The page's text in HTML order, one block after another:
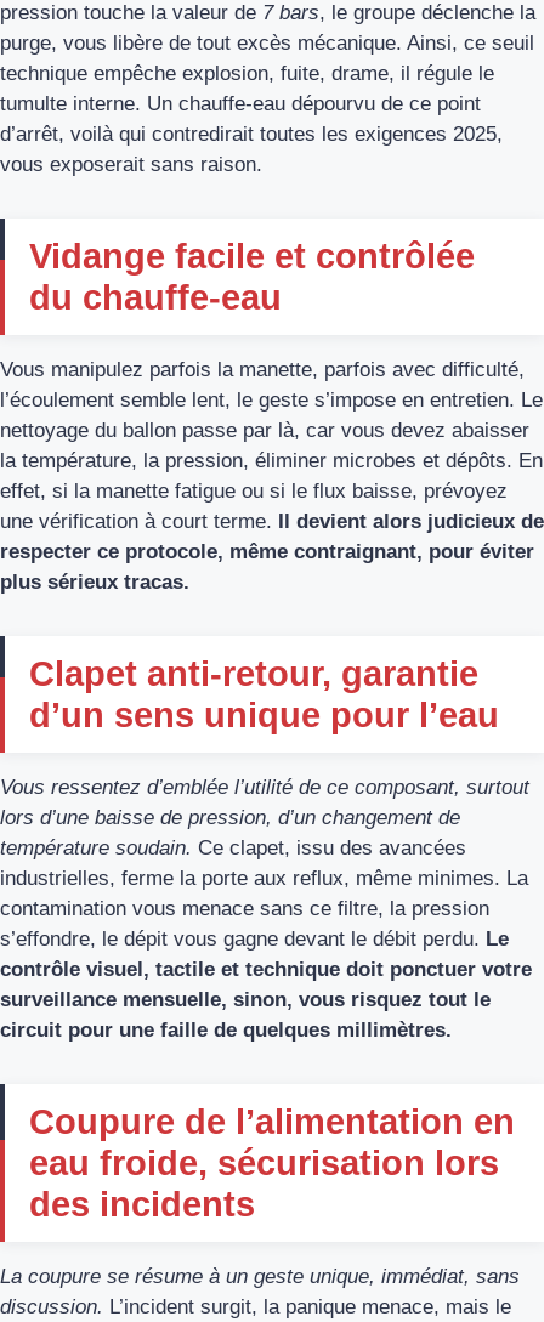
pression touche la valeur de 7 bars, le groupe déclenche la
purge, vous libère de tout excès mécanique. Ainsi, ce seuil
technique empêche explosion, fuite, drame, il régule le
tumulte interne. Un chauffe-eau dépourvu de ce point
d’arrêt, voilà qui contredirait toutes les exigences 2025,
vous exposerait sans raison.
Vidange facile et contrôlée
du chauffe-eau
Vous manipulez parfois la manette, parfois avec difficulté,
l’écoulement semble lent, le geste s’impose en entretien. Le
nettoyage du ballon passe par là, car vous devez abaisser
la température, la pression, éliminer microbes et dépôts. En
effet, si la manette fatigue ou si le flux baisse, prévoyez
une vérification à court terme. Il devient alors judicieux de
respecter ce protocole, même contraignant, pour éviter
plus sérieux tracas.
Clapet anti-retour, garantie
d’un sens unique pour l’eau
Vous ressentez d’emblée l’utilité de ce composant, surtout
lors d’une baisse de pression, d’un changement de
température soudain. Ce clapet, issu des avancées
industrielles, ferme la porte aux reflux, même minimes. La
contamination vous menace sans ce filtre, la pression
s’effondre, le dépit vous gagne devant le débit perdu. Le
contrôle visuel, tactile et technique doit ponctuer votre
surveillance mensuelle, sinon, vous risquez tout le
circuit pour une faille de quelques millimètres.
Coupure de l’alimentation en
eau froide, sécurisation lors
des incidents
La coupure se résume à un geste unique, immédiat, sans
discussion. L’incident surgit, la panique menace, mais le